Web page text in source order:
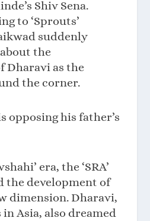
Shiv Sena.
to ‘Sprouts’
suddenly
the
Dharavi as the
the corner.
opposing his father’s
era, the ‘SRA’
the development of
dimension. Dharavi,
Asia, also dreamed